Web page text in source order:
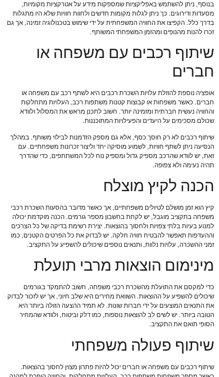
בנוסף, ניתן להשתמש באפליקציות שמספקות מידע על אטרקציות מקומיות,
מסעדות ודירוגים. כך ניתן לגלות מקומות חדשים ולחוות חוויות שלא היו מתגלות
בדרך כלל. הקפיצו את החוויה המשפחתית על ידי שימוש בטכנולוגיה זמינה, אך גם
זכרו להנות מהנופים ומהזמן המשפחתי המשותף.
שיתוף רכבים עם משפחה או
חברים
אופציה נוספת להוזלת עלויות השכרת רכבים היא לשתף רכב עם משפחה או
חברים. כאשר משפחות או קבוצות קטנות משתפות רכב, העלויות מתחלקות
והחוויה נעשית חברתית ומזמינה יותר. חשוב לתכנן מראש את המסלול ולוודא
שכולם מסכימים על היעדים והפעילויות המתוכננות.
שיתוף רכבים לא רק חוסך כסף, אלא גם מספק הזדמנות לבילוי משותף. במהלך
הנסיעה ניתן לשתף חוויות, לשמוע מוסיקה יחד וליצור זכרונות משפחתיים. עם
זאת, יש לוודא שהרכב מספיק גדול ומספיק נוח לכל המשתתפים, כדי שהדרך
תהיה נעימה ולא צפופה.
הכנה לקיץ מוצלח
קיץ הוא זמן מושלם לטיולים משפחתיים, אך כאשר מדובר בהסעות השכרת רכבי
משפחה בתקציב מוגבל, יש לקחת בחשבון מספר גורמים. הכנה מוקדמת יכולה
למנוע בעיות בלתי צפויות ולחסוך בהוצאות. יצירת רשימת בדיקה של כל הצרכים
וההעדפות תאפשר להבטיח חוויה חלקה. יש לבדוק את כל הפרטים הקטנים, כמו
זמני ההשכרה, עלויות נלוות, ותנאים נוספים שיכולים להשפיע על התקציב.
מינימום הוצאות מרבי תועלת
כדי למקסם את התועלת מהשכרת רכבי משפחה, חשוב להתמקד בגורמים
שיכולים להשפיע על ההוצאות. השוואת מחירים היא שלב חיוני, אך יש לזכור לבדוק
את התנאים המוצעים על ידי חברות שונות. לא תמיד ההצעה הזולה ביותר היא
הטובה ביותר. יש לשים לב להוצאות נוספות, כמו דלק וביטוח, ולוודא שהמחיר
הסופי תואם את התקציב.
שיתוף פעולה משפחתי
שיתוף רכבים עם משפחה או חברים יכול להיות פתרון מצוין לחסוך בהוצאות.